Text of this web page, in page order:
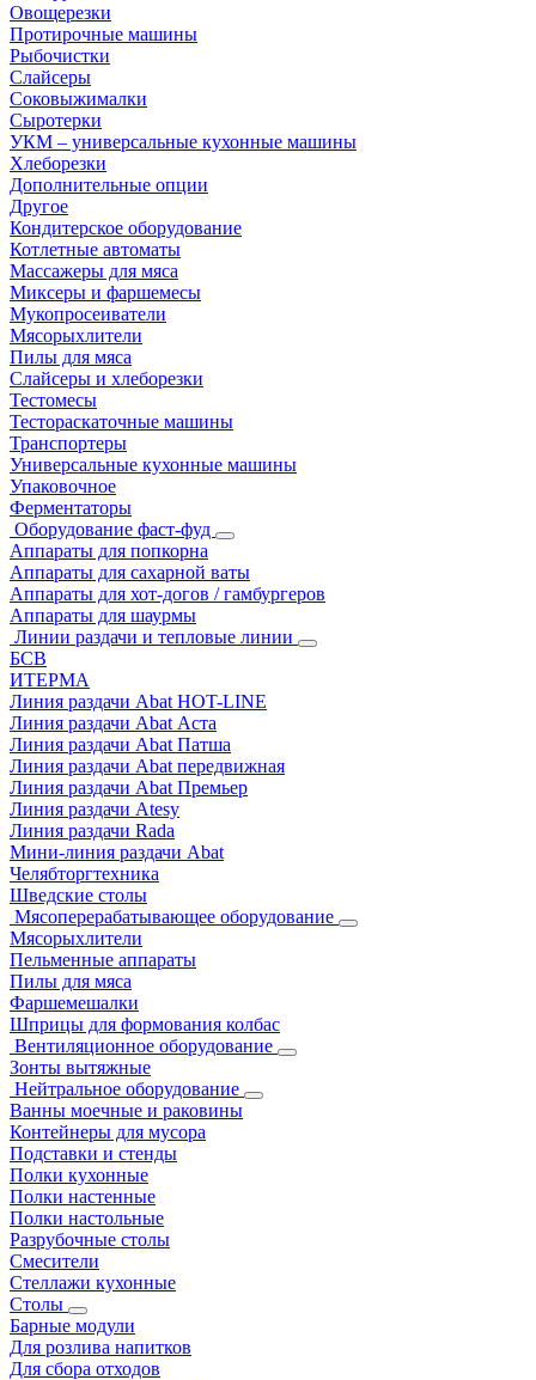
Овощерезки
Протирочные машины
Рыбочистки
Слайсеры
Соковыжималки
Сыротерки
УКМ – универсальные кухонные машины
Хлеборезки
Дополнительные опции
Другое
Кондитерское оборудование
Котлетные автоматы
Массажеры для мяса
Миксеры и фаршемесы
Мукопросеиватели
Мясорыхлители
Пилы для мяса
Слайсеры и хлеборезки
Тестомесы
Тестораскаточные машины
Транспортеры
Универсальные кухонные машины
Упаковочное
Ферментаторы
Оборудование фаст-фуд
Аппараты для попкорна
Аппараты для сахарной ваты
Аппараты для хот-догов / гамбургеров
Аппараты для шаурмы
Линии раздачи и тепловые линии
БСВ
ИТЕРМА
Линия раздачи Abat HOT-LINE
Линия раздачи Abat Аста
Линия раздачи Abat Патша
Линия раздачи Abat передвижная
Линия раздачи Abat Премьер
Линия раздачи Atesy
Линия раздачи Rada
Мини-линия раздачи Abat
Челябторгтехника
Шведские столы
Мясоперерабатывающее оборудование
Мясорыхлители
Пельменные аппараты
Пилы для мяса
Фаршемешалки
Шприцы для формования колбас
Вентиляционное оборудование
Зонты вытяжные
Нейтральное оборудование
Ванны моечные и раковины
Контейнеры для мусора
Подставки и стенды
Полки кухонные
Полки настенные
Полки настольные
Разрубочные столы
Смесители
Стеллажи кухонные
Столы
Барные модули
Для розлива напитков
Для сбора отходов